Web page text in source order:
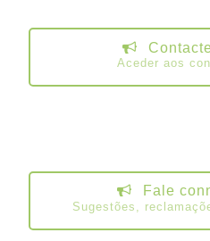
Aceder aos
Fale
Sugestões,